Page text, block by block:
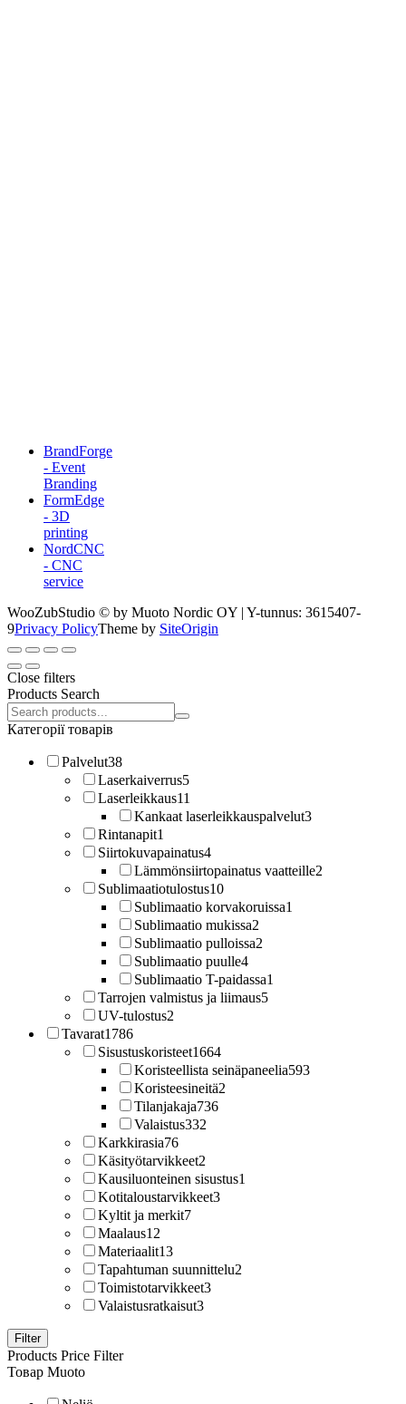
BrandForge
- Event
Branding
FormEdge
- 3D
printing
NordCNC
- CNC
service
WooZubStudio © by Muoto Nordic OY | Y-tunnus: 3615407-
9Privacy PolicyTheme by SiteOrigin
Close filters
Products Search
Search
products:
Категорії товарів
Palvelut38
Laserkaiverrus5
Laserleikkaus11
Kankaat laserleikkauspalvelut3
Rintanapit1
Siirtokuvapainatus4
Lämmönsiirtopainatus vaatteille2
Sublimaatiotulostus10
Sublimaatio korvakoruissa1
Sublimaatio mukissa2
Sublimaatio pulloissa2
Sublimaatio puulle4
Sublimaatio T-paidassa1
Tarrojen valmistus ja liimaus5
UV-tulostus2
Tavarat1786
Sisustuskoristeet1664
Koristeellista seinäpaneelia593
Koristeesineitä2
Tilanjakaja736
Valaistus332
Karkkirasia76
Käsityötarvikkeet2
Kausiluonteinen sisustus1
Kotitaloustarvikkeet3
Kyltit ja merkit7
Maalaus12
Materiaalit13
Tapahtuman suunnittelu2
Toimistotarvikkeet3
Valaistusratkaisut3
Filter
Products Price Filter
Товар Muoto